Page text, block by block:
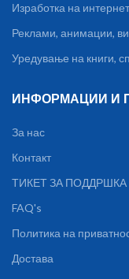
Изработка на
Реклами, анимации,
Уредување на книги,
ИНФОРМАЦИИ И
За нас
Контакт
ТИКЕТ ЗА ПОДДРШКА
FAQ's
Политика на
Достава